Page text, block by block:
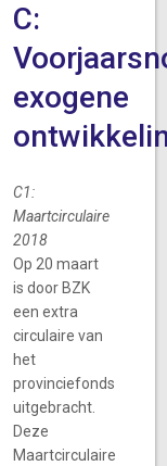
C:
exogene
C1:
Maartcirculaire
2018
Op 20 maart
is door BZK
een extra
circulaire van
het
provinciefonds
uitgebracht.
Deze
Maartcirculaire